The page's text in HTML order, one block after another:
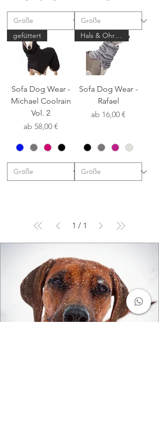
gefüttert
Sofa Dog Wear -
Michael Coolrain
Vol. 2
ab 58,00 €
Sale-Preis
Hals & Ohren Schal
Sofa Dog Wear -
Rafael
ab 16,00 €
Sale-Preis
1 / 1